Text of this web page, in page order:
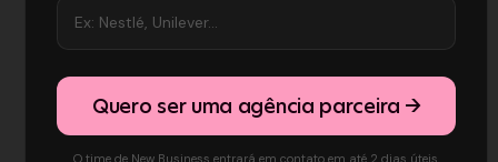
Quero ser uma agência parceira →
O time de New Business entrará em contato em até 2 dias úteis.